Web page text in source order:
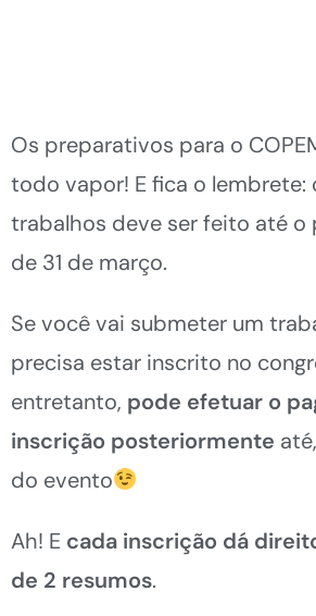
Os preparativos para o
todo vapor! E fica o lembrete:
trabalhos deve ser feito até o
de 31 de março.
Se você vai submeter um
precisa estar inscrito no
entretanto, pode efetuar o
inscrição posteriormente
do evento
Ah! E cada inscrição dá
de 2 resumos.